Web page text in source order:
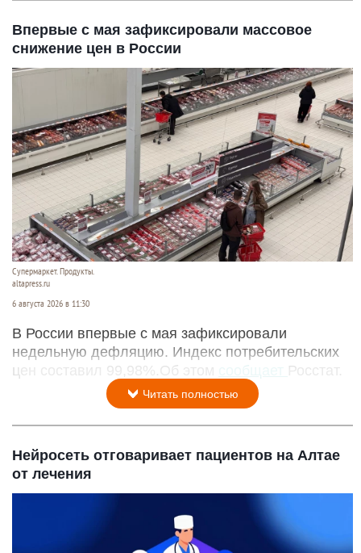
Впервые с мая зафиксировали массовое
снижение цен в России
Супермаркет. Продукты.
altapress.ru
6 августа 2026 в 11:30
В России впервые с мая зафиксировали
недельную дефляцию. Индекс потребительских
цен составил 99,98%.Об этом
сообщает Росстат.
Читать полностью
Нейросеть отговаривает пациентов на Алтае
от лечения